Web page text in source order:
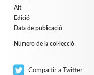
Alt
Edició
Data de publicació
Número de la col·lecció
Compartir a Twitter